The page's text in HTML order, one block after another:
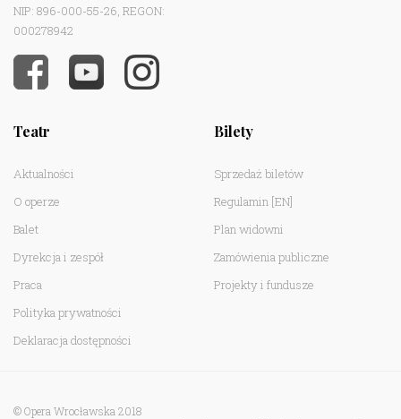
NIP: 896-000-55-26, REGON:
000278942
Teatr
Aktualności
O operze
Balet
Dyrekcja i zespół
Praca
Polityka prywatności
Deklaracja dostępności
Bilety
Sprzedaż biletów
Regulamin [EN]
Plan widowni
Zamówienia publiczne
Projekty i fundusze
© Opera Wrocławska 2018